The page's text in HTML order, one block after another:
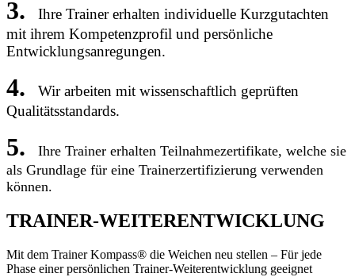
3.
Ihre Trainer erhalten individuelle Kurzgutachten
mit ihrem Kompetenzprofil und persönliche
Entwicklungsanregungen.
4.
Wir arbeiten mit wissenschaftlich geprüften
Qualitätsstandards.
5.
Ihre Trainer erhalten Teilnahmezertifikate, welche sie
als Grundlage für eine Trainerzertifizierung verwenden
können.
TRAINER-WEITERENTWICKLUNG
Mit dem Trainer Kompass® die Weichen neu stellen – Für jede
Phase einer persönlichen Trainer-Weiterentwicklung geeignet